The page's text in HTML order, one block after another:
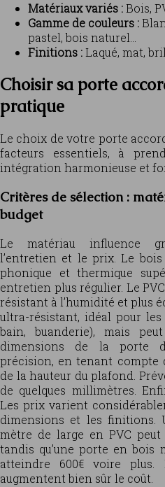
Matériaux variés :Bois,
Gamme de couleurs :
pastel, bois naturel…
Finitions :Laqué, mat,
Choisir sa porte
pratique
Le choix de votre porte
facteurs essentiels, à
intégration harmonieuse et
Critères de sélection :
budget
Le matériau influence
l’entretien et le prix. Le
phonique et thermique
entretien plus régulier. Le
résistant à l’humidité et plus
ultra-résistant, idéal pour
bain, buanderie), mais
dimensions de la porte
précision, en tenant compte
de la hauteur du plafond.
de quelques millimètres.
Les prix varient
dimensions et les finitions.
mètre de large en PVC peut
tandis qu’une porte en bois
atteindre 600€ voire plus.
augmentent bien sûr le coût.